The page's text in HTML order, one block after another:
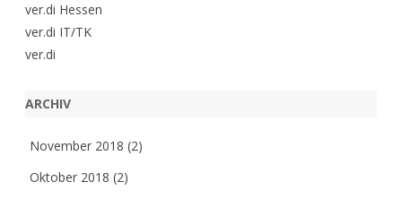
ver.di Hessen
ver.di IT/TK
ver.di
ARCHIV
November 2018 (2)
Oktober 2018 (2)